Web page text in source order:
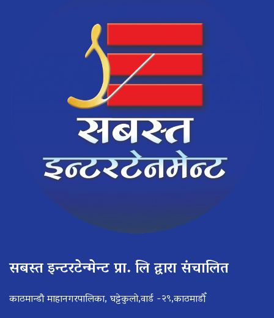
सबस्त इन्टरटेन्मेन्ट प्रा. लि द्वारा संचालित
काठमान्डौ माहानगरपालिका, घट्टेकुलो,वार्ड -२९,काठमाडौँ